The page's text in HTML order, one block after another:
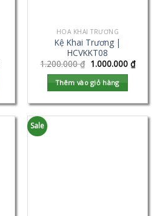
HOA KHAI TRƯƠNG
Kệ Khai Trương |
HCVKKT08
1.200.000₫ 1.000.000 ₫
Thêm vào giỏ hàng
Sale